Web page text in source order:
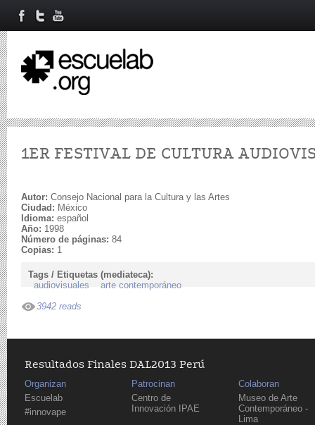
1ER FESTIVAL DE CULTURA
Autor: Consejo Nacional para la Cultura y las Artes
Ciudad: México
Idioma: español
Año: 1998
Número de páginas: 84
Copias: 1
Tags / Etiquetas (mediateca):
audiovisuales
arte contemporáneo
3942 reads
Resultados Finales DAL2013 Perú
Organizan
Escuelab
#innovape
Patrocinan
Centro de
Innovación IPAE
Colaboran
Museo de Arte
Contemporáneo -
Lima